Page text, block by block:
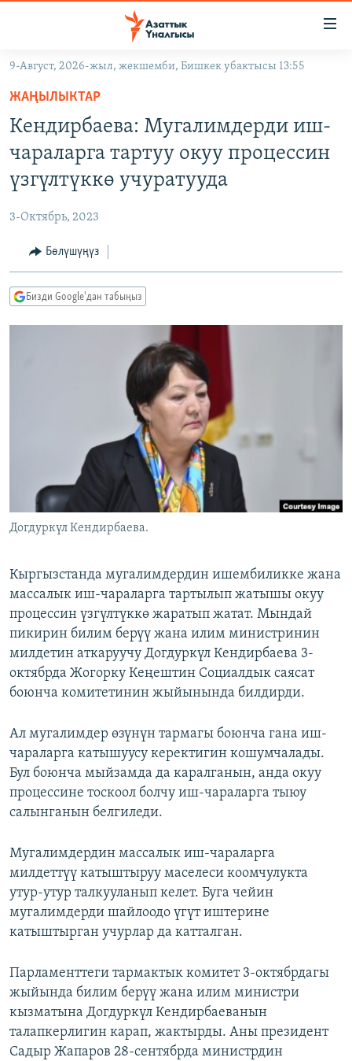
Навигацияга
өтүңүз
Издөөгө
салыңыз
КЫРГЫЗСТАН
КЫРГЫЗСТАН
МАДАНИЯТ
ДҮЙНӨ
УКРАИНА
ТВ ПРОГРАММАЛАР
БҮГҮН АЗАТТЫКТА
ПОДКАСТ
Русский
ЭЕ/АРнун бардык сайттары
9-Август, 2026-жыл, жекшемби, Бишкек убактысы 13:55
ЖАҢЫЛЫКТАР
Кендирбаева: Мугалимдерди иш-
чараларга тартуу окуу процессин
үзгүлтүккө учуратууда
3-Октябрь, 2023
Бөлүшүңүз
Бизди Google'дан табыңыз
Догдуркүл Кендирбаева.
Кыргызстанда мугалимдердин ишембиликке жана
массалык иш-чараларга тартылып жатышы окуу
процессин үзгүлтүккө жаратып жатат. Мындай
пикирин билим берүү жана илим министринин
милдетин аткаруучу Догдуркүл Кендирбаева 3-
октябрда Жогорку Кеңештин Социалдык саясат
боюнча комитетинин жыйынында билдирди.
Ал мугалимдер өзүнүн тармагы боюнча гана иш-
чараларга катышуусу керектигин кошумчалады.
Бул боюнча мыйзамда да каралганын, анда окуу
процессине тоскоол болчу иш-чараларга тыюу
салынганын белгиледи.
Мугалимдердин массалык иш-чараларга
милдеттүү катыштыруу маселеси коомчулукта
утур-утур талкууланып келет. Буга чейин
мугалимдерди шайлоодо үгүт иштерине
катыштырган учурлар да катталган.
Парламенттеги тармактык комитет 3-октябрдагы
жыйында билим берүү жана илим министри
кызматына Догдуркүл Кендирбаеванын
талапкерлигин карап, жактырды. Аны президент
Садыр Жапаров 28-сентябрда министрдин